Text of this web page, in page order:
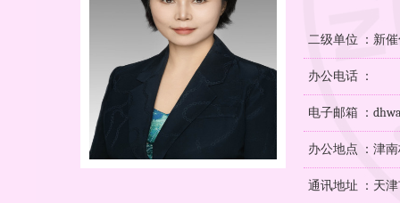
二级单位 ：新
办公电话 ：
电子邮箱 ：
办公地点 ：津
通讯地址 ：天